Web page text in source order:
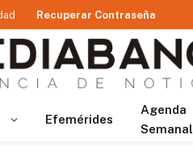
Recuperar Contraseña
Efemérides
Agenda
Semanal